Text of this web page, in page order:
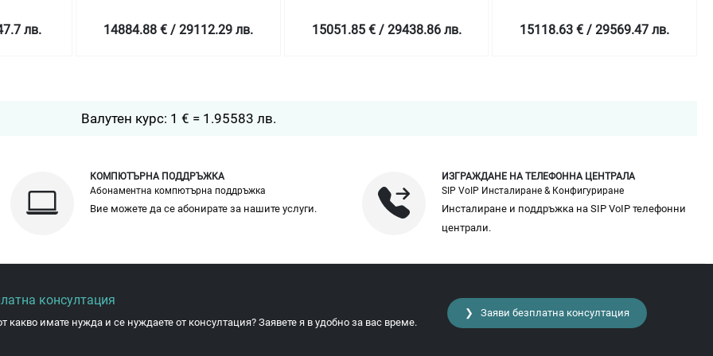
Bezel/Dual
лв.
HotPlug/2x1.2TB/Rails/Bezel/Dual
15051.85 € / 29438.86 лв.
3.5"/2x4TB/Rails/Bezel/Dual
15118.63 € / 29569.47 лв.
Read Intensive 12Gbps 512
23055.75 € / 45093.13 лв.
Валутен курс: 1 € = 1.95583 лв.
КОМПЮТЪРНА ПОДДРЪЖКА
Абонаментна компютърна поддръжка
Вие можете да се абонирате за нашите услуги.
ИЗГРАЖДАНЕ НА ТЕЛЕФОННА ЦЕНТРАЛА
SIP VoIP Инсталиране & Конфигуриране
Инсталиране и поддръжка на SIP VoIP телефонни
централи.
консултация
какво имате нужда и се нуждаете от консултация? Заявете я в удобно за вас време.
❯ Заяви безплатна консултация